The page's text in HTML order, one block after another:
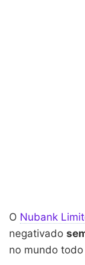
O Nubank
negativado
no mundo